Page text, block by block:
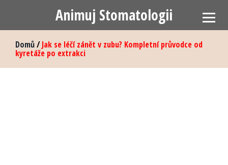
Animuj Stomatologii
Domů/Jak se léčí zánět v zubu? Kompletní průvodce od
kyretáže po extrakci